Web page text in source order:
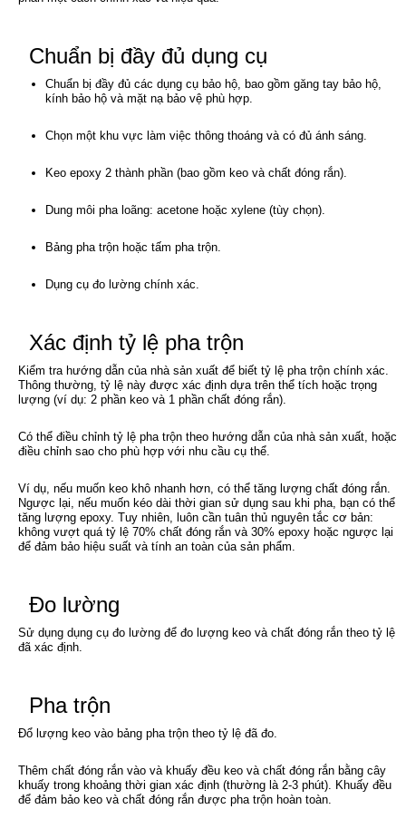
Chuẩn bị đầy đủ dụng cụ
Chuẩn bị đầy đủ các dụng cụ bảo hộ, bao gồm găng tay bảo hộ,
kính bảo hộ và mặt nạ bảo vệ phù hợp.
Chọn một khu vực làm việc thông thoáng và có đủ ánh sáng.
Keo epoxy 2 thành phần (bao gồm keo và chất đóng rắn).
Dung môi pha loãng: acetone hoặc xylene (tùy chọn).
Bảng pha trộn hoặc tấm pha trộn.
Dụng cụ đo lường chính xác.
Xác định tỷ lệ pha trộn
Kiểm tra hướng dẫn của nhà sản xuất để biết tỷ lệ pha trộn chính xác.
Thông thường, tỷ lệ này được xác định dựa trên thể tích hoặc trọng
lượng (ví dụ: 2 phần keo và 1 phần chất đóng rắn).
Có thể điều chỉnh tỷ lệ pha trộn theo hướng dẫn của nhà sản xuất, hoặc
điều chỉnh sao cho phù hợp với nhu cầu cụ thể.
Ví dụ, nếu muốn keo khô nhanh hơn, có thể tăng lượng chất đóng rắn.
Ngược lại, nếu muốn kéo dài thời gian sử dụng sau khi pha, bạn có thể
tăng lượng epoxy. Tuy nhiên, luôn cần tuân thủ nguyên tắc cơ bản:
không vượt quá tỷ lệ 70% chất đóng rắn và 30% epoxy hoặc ngược lại
để đảm bảo hiệu suất và tính an toàn của sản phẩm.
Đo lường
Sử dụng dụng cụ đo lường để đo lượng keo và chất đóng rắn theo tỷ lệ
đã xác định.
Pha trộn
Đổ lượng keo vào bảng pha trộn theo tỷ lệ đã đo.
Thêm chất đóng rắn vào và khuấy đều keo và chất đóng rắn bằng cây
khuấy trong khoảng thời gian xác định (thường là 2-3 phút). Khuấy đều
để đảm bảo keo và chất đóng rắn được pha trộn hoàn toàn.